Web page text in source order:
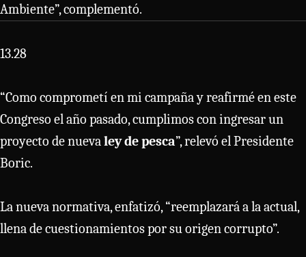
Ambiente”, complementó.
13.28
“Como comprometí en mi campaña y reafirmé en este
Congreso el año pasado, cumplimos con ingresar un
proyecto de nuevaley de pesca”, relevó el Presidente
Boric.
La nueva normativa, enfatizó, “reemplazará a la actual,
llena de cuestionamientos por su origen corrupto”.